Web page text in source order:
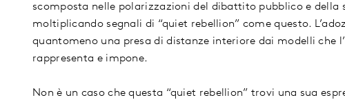
scomposta nelle polarizzazioni del dibattito pubblico e
moltiplicando segnali di “quiet rebellion” come questo.
quantomeno una presa di distanze interiore dai modelli che
rappresenta e impone.
Non è un caso che questa “quiet rebellion” trovi una sua